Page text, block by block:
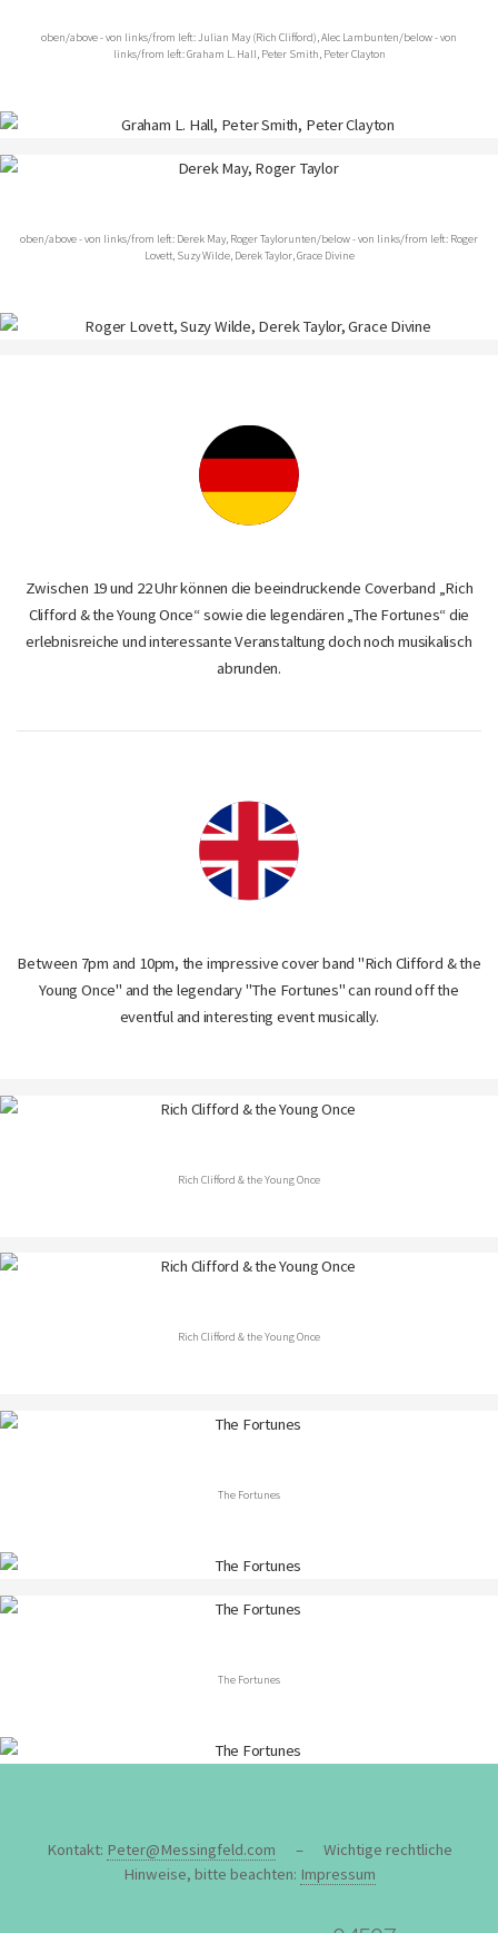
oben/above - von links/from left: Julian May (Rich Clifford), Alec Lambunten/below - von
links/from left: Graham L. Hall, Peter Smith, Peter Clayton
oben/above - von links/from left: Derek May, Roger Taylorunten/below - von links/from left: Roger
Lovett, Suzy Wilde, Derek Taylor, Grace Divine
Zwischen 19 und 22 Uhr können die beeindruckende Coverband „Rich
Clifford & the Young Once“ sowie die legendären „The Fortunes“ die
erlebnisreiche und interessante Veranstaltung doch noch musikalisch
abrunden.
Between 7pm and 10pm, the impressive cover band "Rich Clifford & the
Young Once" and the legendary "The Fortunes" can round off the
eventful and interesting event musically.
Rich Clifford & the Young Once
Rich Clifford & the Young Once
The Fortunes
The Fortunes
Kontakt: Peter@Messingfeld.com
– Wichtige rechtliche
Hinweise, bitte beachten: Impressum